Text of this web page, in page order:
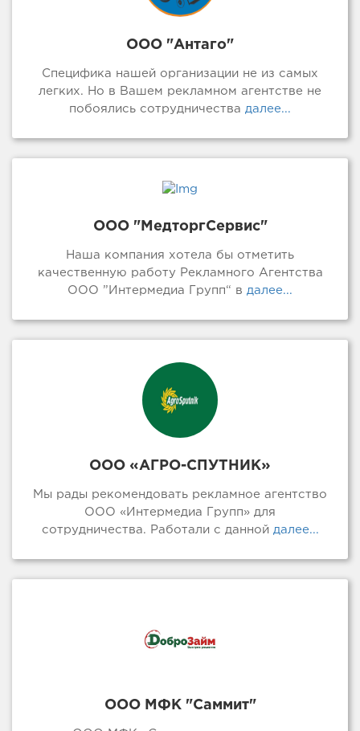
ООО "Антаго"
Специфика нашей организации не из самых
легких. Но в Вашем рекламном агентстве не
побоялись сотрудничества далее...
ООО "МедторгСервис"
Наша компания хотела бы отметить
качественную работу Рекламного Агентства
ООО ”Интермедиа Групп“ в далее...
ООО «АГРО-СПУТНИК»
Мы рады рекомендовать рекламное агентство
ООО «Интермедиа Групп» для
сотрудничества. Работали с даннойдалее...
ООО МФК "Саммит"